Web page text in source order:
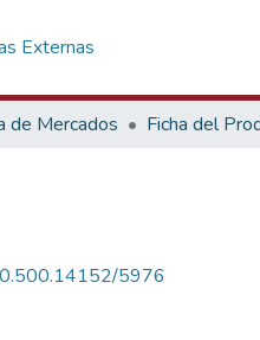
Externas
de Mercados Ficha del
5976